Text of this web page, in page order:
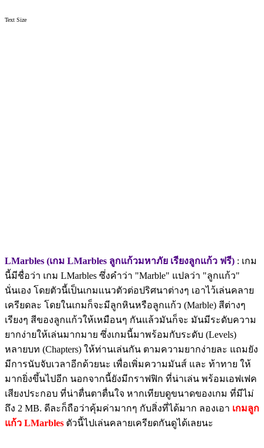
Text Size
LMarbles (เกม LMarbles ลูกแก้วมหาภัย เรียงลูกแก้ว ฟรี) : เกม
นี้มีชื่อว่า เกม LMarbles ซึ่งคำว่า "Marble" แปลว่า "ลูกแก้ว"
นั่นเอง โดยตัวนี้เป็นเกมแนวตัวต่อปริศนาต่างๆ เอาไว้เล่นคลาย
เครียดละ โดยในเกมก็จะมีลูกหินหรือลูกแก้ว (Marble) สีต่างๆ
เรียงๆ สีของลูกแก้วให้เหมือนๆ กันแล้วมันก็จะ มันมีระดับความ
ยากง่ายให้เล่นมากมาย ซึ่งเกมนี้มาพร้อมกับระดับ (Levels)
หลายบท (Chapters) ให้ท่านเล่นกัน ตามความยากง่ายละ แถมยัง
มีการนับจับเวลาอีกด้วยนะ เพื่อเพิ่มความมันส์ และ ท้าทาย ให้
มากยิ่งขึ้นไปอีก นอกจากนี้ยังมีกราฟฟิก ที่น่าเล่น พร้อมเอฟเฟค
เสียงประกอบ ที่น่าตื่นตาตื่นใจ หากเทียบดูขนาดของเกม ที่มีไม่
ถึง 2 MB. ดีละก็ถือว่าคุ้มค่ามากๆ กับสิ่งที่ได้มาก ลองเอา เกมลูก
แก้ว LMarbles ตัวนี้ไปเล่นคลายเครียดกันดูได้เลยนะ